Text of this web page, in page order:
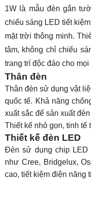
1W là mẫu đèn gắn
chiếu sáng LED tiết
mặt trời thông minh.
tâm, không chỉ chiếu
trang trí độc đáo cho
Thân đèn
Thân đèn sử dụng vật
quốc tế. Khả năng
xuất sắc để sản xuất
Thiết kế nhỏ gọn, tinh tế
Thiết kế đèn LED
Đèn sử dụng chip LED
như Cree, Bridgelux,
cao, tiết kiệm điện năng